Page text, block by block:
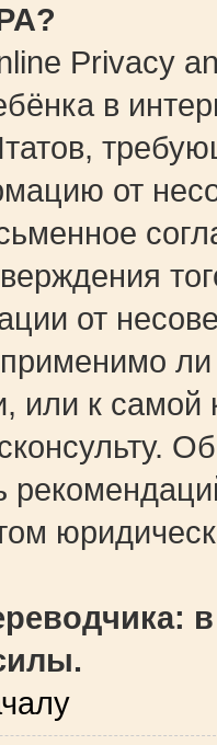
Privacy
в
от
от
ли
или к самой